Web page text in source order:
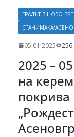
ГРАДЪТ В НОВО
СТАНИМАКА/
05.01.2025 256
2025 –
на
покрива